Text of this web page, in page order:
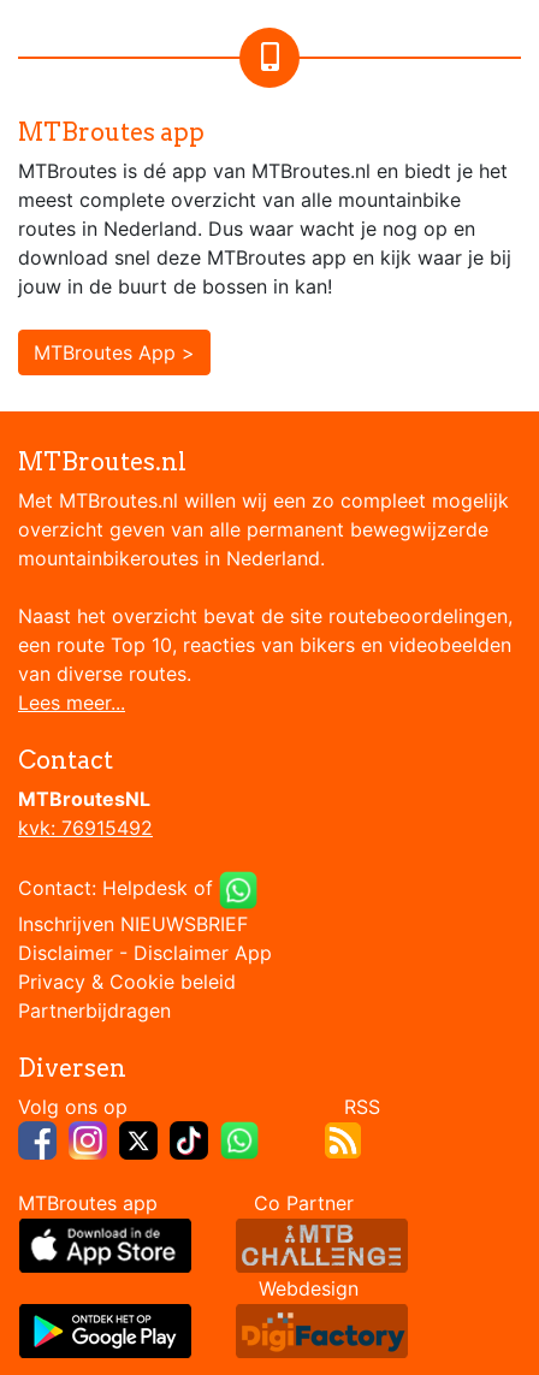
MTBroutes app
MTBroutes is dé app van MTBroutes.nl en biedt je het
meest complete overzicht van alle mountainbike
routes in Nederland. Dus waar wacht je nog op en
download snel deze MTBroutes app en kijk waar je bij
jouw in de buurt de bossen in kan!
MTBroutes App >
MTBroutes.nl
Met MTBroutes.nl willen wij een zo compleet mogelijk
overzicht geven van alle permanent bewegwijzerde
mountainbikeroutes in Nederland.
Naast het overzicht bevat de site routebeoordelingen,
een route Top 10, reacties van bikers en videobeelden
van diverse routes.
Lees meer...
Contact
MTBroutesNL
kvk: 76915492
Contact: Helpdesk of
Inschrijven NIEUWSBRIEF
Disclaimer - Disclaimer App
Privacy & Cookie beleid
Partnerbijdragen
Diversen
Volg ons op RSS
MTBroutes app Co Partner
Webdesign